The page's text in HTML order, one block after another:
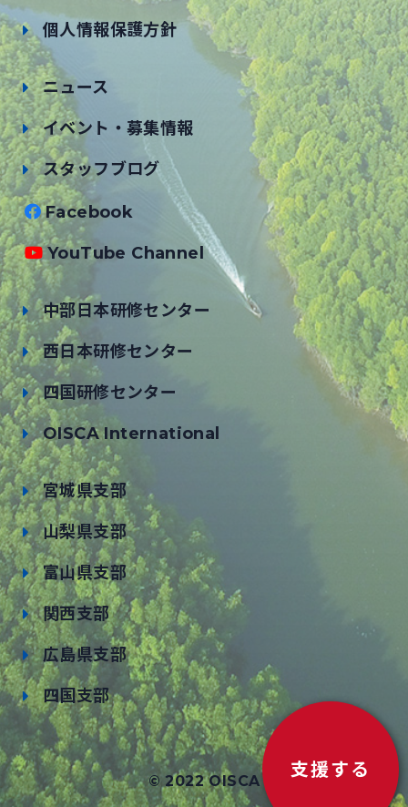
支援する
個人情報保護方針
ニュース
イベント・募集情報
スタッフブログ
Facebook
YouTube Channel
中部日本研修センター
西日本研修センター
四国研修センター
OISCA International
宮城県支部
山梨県支部
富山県支部
関西支部
広島県支部
四国支部
© 2022 OISCA